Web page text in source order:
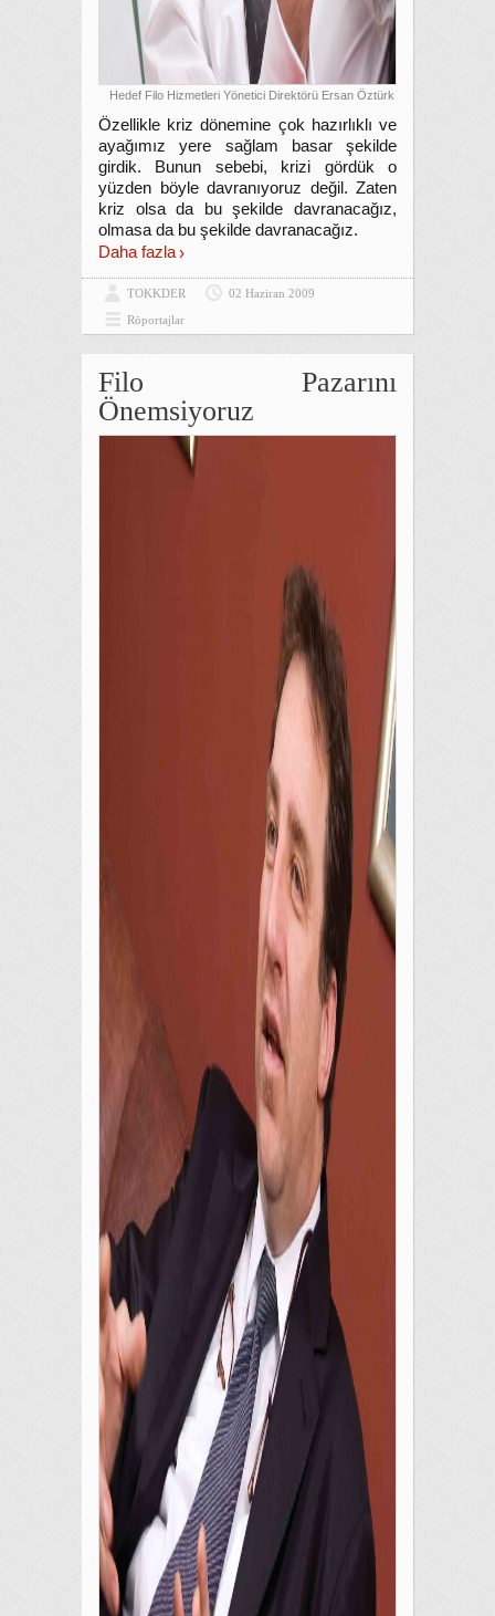
Hedef Filo Hizmetleri Yönetici Direktörü Ersan Öztürk
Özellikle kriz dönemine çok hazırlıklı ve
ayağımız yere sağlam basar şekilde
girdik. Bunun sebebi, krizi gördük o
yüzden böyle davranıyoruz değil. Zaten
kriz olsa da bu şekilde davranacağız,
olmasa da bu şekilde davranacağız.
Daha fazla
TOKKDER
02 Haziran 2009
Röportajlar
Filo Pazarını
Önemsiyoruz